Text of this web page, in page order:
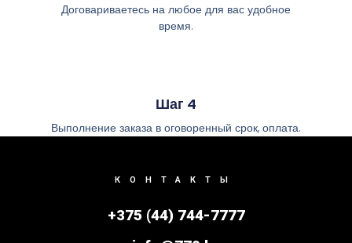
Договариваетесь на любое для вас удобное
время.
Шаг 4
Выполнение заказа в оговоренный срок, оплата.
КОНТАКТЫ
+375 (44) 744-7777